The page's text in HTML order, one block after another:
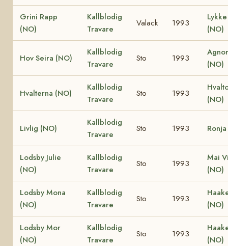
Grini Rapp
(NO)
Kallblodig
Travare
Valack 1993
(NO)
Hov Seira (NO)
Kallblodig
Travare
Sto 1993
(NO)
Hvalterna (NO)
Kallblodig
Travare
Sto 1993
(NO)
Livlig (NO)
Kallblodig
Travare
Sto 1993
Lodsby Julie
(NO)
Kallblodig
Travare
Sto 1993
Mai
(NO)
Lodsby Mona
(NO)
Kallblodig
Travare
Sto 1993
(NO)
Lodsby Mor
(NO)
Kallblodig
Travare
Sto 1993
(NO)